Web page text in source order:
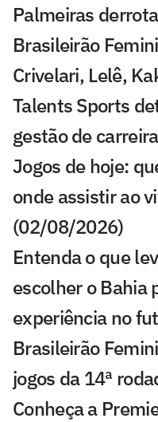
Palmeiras
Brasileirão
Crivelari, Lelê,
Talents Sports
gestão de carreira
Jogos de hoje:
onde assistir ao
(02/08/2026)
Entenda o que
escolher o Bahia
experiência no
Brasileirão
jogos da 14ª
Conheça a